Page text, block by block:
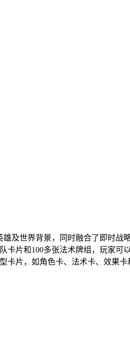
及世界背景，同时融合了即时
卡片和100多张法术牌组，玩家
片，如角色卡、法术卡、效果